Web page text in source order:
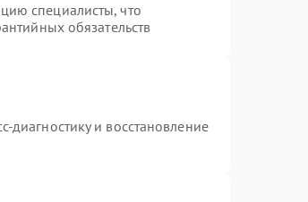
специалисты, что
обязательств
и восстановление